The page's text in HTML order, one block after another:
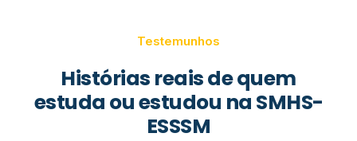
Testemunhos
Histórias reais de quem
estuda ou estudou na SMHS-
ESSSM